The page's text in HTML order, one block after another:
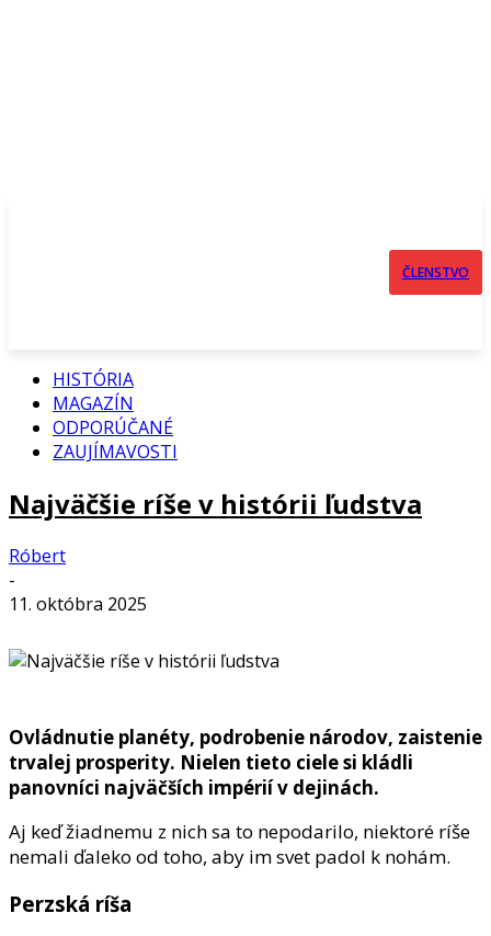
ČLENSTVO
HISTÓRIA
MAGAZÍN
ODPORÚČANÉ
ZAUJÍMAVOSTI
Najväčšie ríše v histórii ľudstva
Róbert
-
11. októbra 2025
Ovládnutie planéty, podrobenie národov, zaistenie
trvalej prosperity. Nielen tieto ciele si kládli
panovníci najväčších impérií v dejinách.
Aj keď žiadnemu z nich sa to nepodarilo, niektoré ríše
nemali ďaleko od toho, aby im svet padol k nohám.
Perzská ríša